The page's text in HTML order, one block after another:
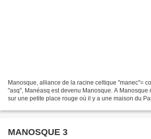
Manosque, alliance de la racine celtique "manec"=
"asq", Manéasq est devenu Manosque. A Manosque
sur une petite place rouge où il y a une maison du
MANOSQUE 3